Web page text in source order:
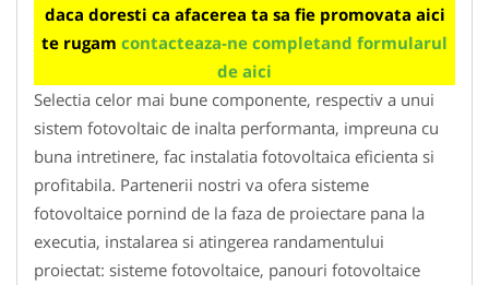
daca doresti ca afacerea ta sa fie promovata aici
te rugam contacteaza-ne completand formularul
de aici
Selectia celor mai bune componente, respectiv a unui
sistem fotovoltaic de inalta performanta, impreuna cu
buna intretinere, fac instalatia fotovoltaica eficienta si
profitabila. Partenerii nostri va ofera sisteme
fotovoltaice pornind de la faza de proiectare pana la
executia, instalarea si atingerea randamentului
proiectat: sisteme fotovoltaice, panouri fotovoltaice